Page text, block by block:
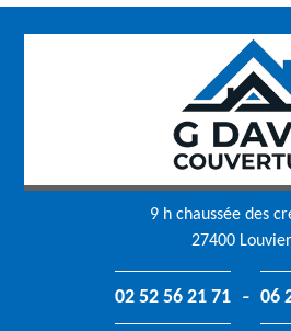
9 h chaussée des
27400
02 52 56 21 71 - 06